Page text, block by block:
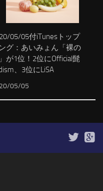
05/05付iTunesトップ
グ：あいみょん「裸の
が1位！2位にOfficial髭
、3位にLiSA
05/05